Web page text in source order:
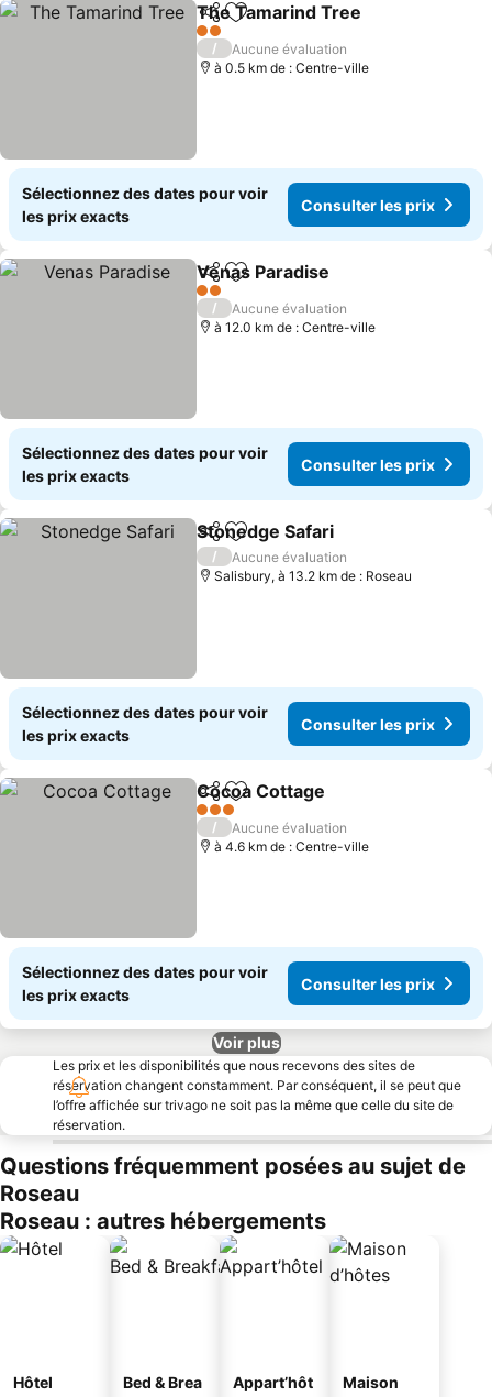
PartagerAjouter à mes favoris
The Tamarind Tree
2 Étoiles
/
Aucune évaluation
à 0.5 km de : Centre-ville
Sélectionnez des dates pour voir
les prix exacts
Consulter les prix
PartagerAjouter à mes favoris
Venas Paradise
2 Étoiles
/
Aucune évaluation
à 12.0 km de : Centre-ville
Sélectionnez des dates pour voir
les prix exacts
Consulter les prix
PartagerAjouter à mes favoris
Stonedge Safari
/
Aucune évaluation
Salisbury, à 13.2 km de : Roseau
Sélectionnez des dates pour voir
les prix exacts
Consulter les prix
PartagerAjouter à mes favoris
Cocoa Cottage
3 Étoiles
/
Aucune évaluation
à 4.6 km de : Centre-ville
Sélectionnez des dates pour voir
les prix exacts
Consulter les prix
Voir plus
Les prix et les disponibilités que nous recevons des sites de
réservation changent constamment. Par conséquent, il se peut que
l’offre affichée sur trivago ne soit pas la même que celle du site de
réservation.
Questions fréquemment posées au sujet de
Roseau
Roseau : autres hébergements
Hôtel
Bed & Brea
Appart’hôt
Maison